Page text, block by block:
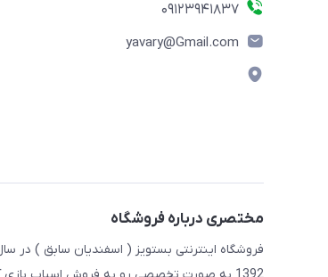
09123941837
yavary@Gmail.com
مختصری درباره فروشگاه